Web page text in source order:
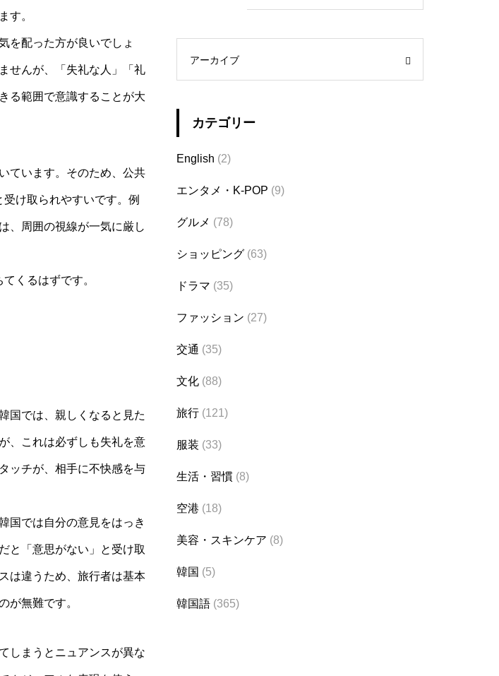
す。
を配った方が良いでしょ
せんが、「失礼な人」「礼
る範囲で意識することが大
ています。そのため、公共
け取られやすいです。例
、周囲の視線が一気に厳し
くるはずです。
国では、親しくなると見た
、これは必ずしも失礼を意
ッチが、相手に不快感を与
国では自分の意見をはっき
と「意思がない」と受け取
は違うため、旅行者は基本
が無難です。
しまうとニュアンスが異な
アーカイブ
カテゴリー
English (2)
エンタメ・K-POP (9)
グルメ (78)
ショッピング (63)
ドラマ (35)
ファッション (27)
交通 (35)
文化 (88)
旅行 (121)
服装 (33)
生活・習慣 (8)
空港 (18)
美容・スキンケア (8)
韓国 (5)
韓国語 (365)